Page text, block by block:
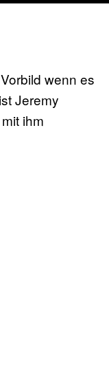
wenn es
Jeremy
ihm